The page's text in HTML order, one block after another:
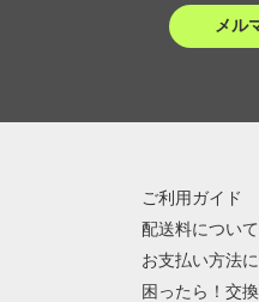
メル
ご利用ガイド
配送料について
お支払い方法
困ったら！交